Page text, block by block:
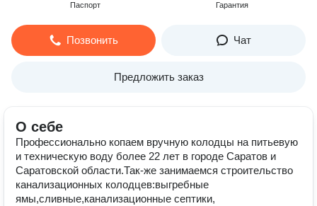
Паспорт Гарантия
Позвонить Чат
Предложить заказ
О себе
Профессионально копаем вручную колодцы на питьевую
и техническую воду более 22 лет в городе Саратов и
Саратовской области.Так-же занимаемся строительство
канализационных колодцев:выгребные
ямы,сливные,канализационные септики,